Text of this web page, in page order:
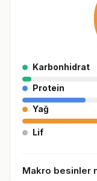
Karbonhidrat
Protein
Yağ
Lif
Makro besinler